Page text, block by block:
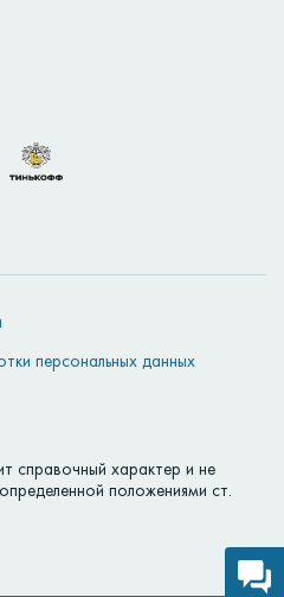
персональных данных
справочный характер и не
положениями ст.